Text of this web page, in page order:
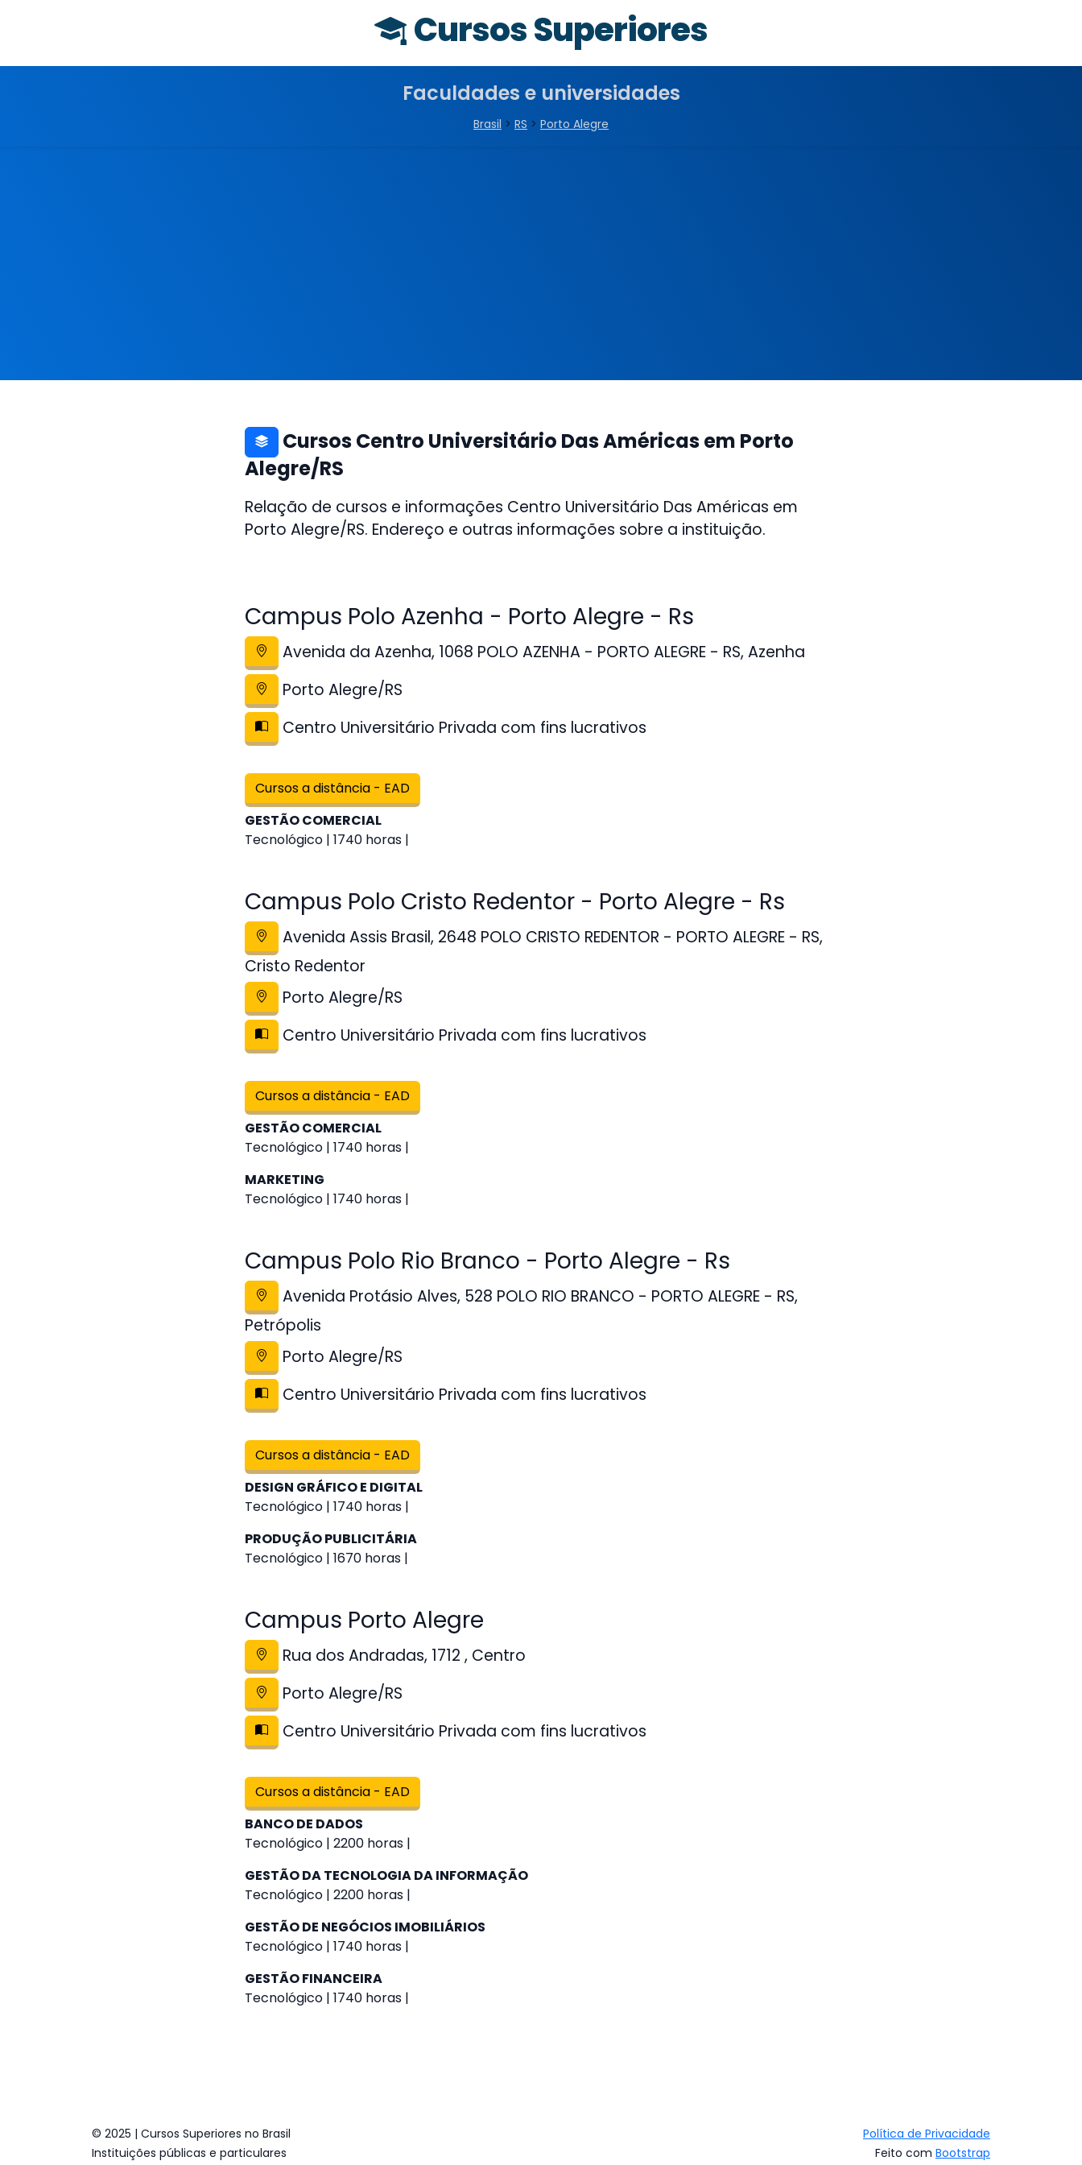
Cursos Superiores
Faculdades e universidades
Brasil > RS > Porto Alegre
Cursos Centro Universitário Das Américas em Porto
Alegre/RS
Relação de cursos e informações Centro Universitário Das Américas em
Porto Alegre/RS. Endereço e outras informações sobre a instituição.
Campus Polo Azenha - Porto Alegre - Rs
Avenida da Azenha, 1068 POLO AZENHA - PORTO ALEGRE - RS, Azenha
Porto Alegre/RS
Centro Universitário Privada com fins lucrativos
Cursos a distância - EAD
GESTÃO COMERCIAL
Tecnológico | 1740 horas |
Campus Polo Cristo Redentor - Porto Alegre - Rs
Avenida Assis Brasil, 2648 POLO CRISTO REDENTOR - PORTO ALEGRE - RS,
Cristo Redentor
Porto Alegre/RS
Centro Universitário Privada com fins lucrativos
Cursos a distância - EAD
GESTÃO COMERCIAL
Tecnológico | 1740 horas |
MARKETING
Tecnológico | 1740 horas |
Campus Polo Rio Branco - Porto Alegre - Rs
Avenida Protásio Alves, 528 POLO RIO BRANCO - PORTO ALEGRE - RS,
Petrópolis
Porto Alegre/RS
Centro Universitário Privada com fins lucrativos
Cursos a distância - EAD
DESIGN GRÁFICO E DIGITAL
Tecnológico | 1740 horas |
PRODUÇÃO PUBLICITÁRIA
Tecnológico | 1670 horas |
Campus Porto Alegre
Rua dos Andradas, 1712 , Centro
Porto Alegre/RS
Centro Universitário Privada com fins lucrativos
Cursos a distância - EAD
BANCO DE DADOS
Tecnológico | 2200 horas |
GESTÃO DA TECNOLOGIA DA INFORMAÇÃO
Tecnológico | 2200 horas |
GESTÃO DE NEGÓCIOS IMOBILIÁRIOS
Tecnológico | 1740 horas |
GESTÃO FINANCEIRA
Tecnológico | 1740 horas |
© 2025 | Cursos Superiores no Brasil
Instituições públicas e particulares
Política de Privacidade
Feito com Bootstrap